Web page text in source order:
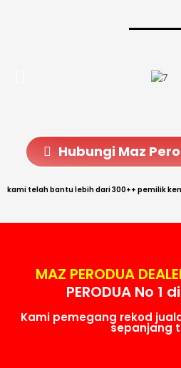
Hubungi Maz
kami telah bantu lebih dari 300++ pemilik
MAZ PERODUA
PERODUA No 1
Kami pemegang rekod
sepanjang